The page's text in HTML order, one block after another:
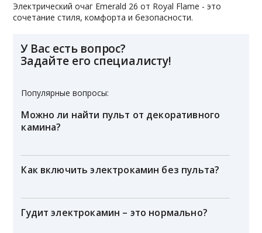
Электрический очаг Emerald 26 от Royal Flame - это
сочетание стиля, комфорта и безопасности.
У Вас есть вопрос?
Задайте его специалисту!
Популярные вопросы:
Можно ли найти пульт от декоративного
камина?
Как включить электрокамин без пульта?
Гудит электрокамин – это нормально?